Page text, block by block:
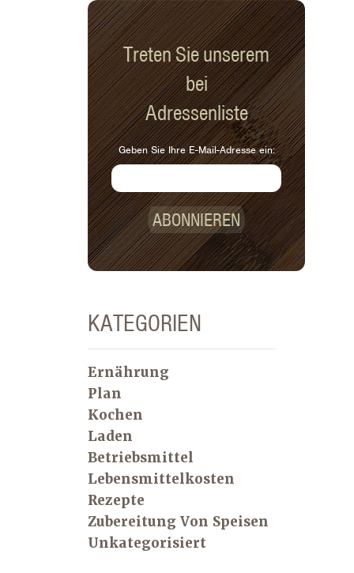
traditioneller Suppe, um alle in meiner
Familie glücklich zu machen.
Treten Sie unserem
bei
Adressenliste
Geben Sie Ihre E-Mail-Adresse ein:
ABONNIEREN
KATEGORIEN
Ernährung
Plan
Kochen
Laden
Betriebsmittel
Lebensmittelkosten
Rezepte
Zubereitung Von Speisen
Unkategorisiert